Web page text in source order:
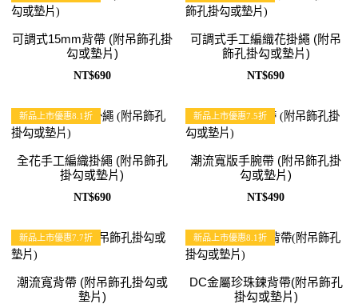
可調式15mm背帶 (附吊飾孔掛
勾或墊片)
NT$690
可調式手工編織花掛繩 (附吊
飾孔掛勾或墊片)
NT$690
新品上市優惠8.1折
全花手工編織掛繩 (附吊飾孔
掛勾或墊片)
NT$690
新品上市優惠7.5折
潮流寬版手腕帶 (附吊飾孔掛
勾或墊片)
NT$490
新品上市優惠7.7折
潮流寬背帶 (附吊飾孔掛勾或
墊片)
新品上市優惠8.1折
DC金屬珍珠鍊背帶(附吊飾孔
掛勾或墊片)